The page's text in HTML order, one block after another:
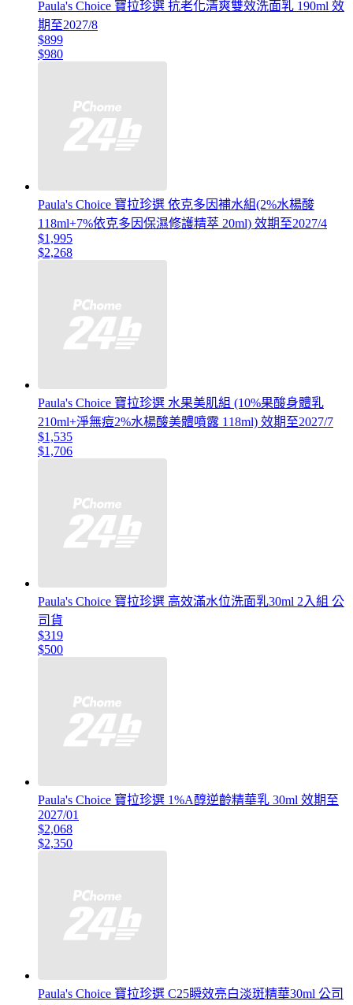
Paula's Choice 寶拉珍選 抗老化清爽雙效洗面乳 190ml 效
期至2027/8
$899
$980
Paula's Choice 寶拉珍選 依克多因補水組(2%水楊酸
118ml+7%依克多因保濕修護精萃 20ml) 效期至2027/4
$1,995
$2,268
Paula's Choice 寶拉珍選 水果美肌組 (10%果酸身體乳
210ml+淨無痘2%水楊酸美體噴露 118ml) 效期至2027/7
$1,535
$1,706
Paula's Choice 寶拉珍選 高效滿水位洗面乳30ml 2入組 公
司貨
$319
$500
Paula's Choice 寶拉珍選 1%A醇逆齡精華乳 30ml 效期至
2027/01
$2,068
$2,350
Paula's Choice 寶拉珍選 C25瞬效亮白淡斑精華30ml 公司